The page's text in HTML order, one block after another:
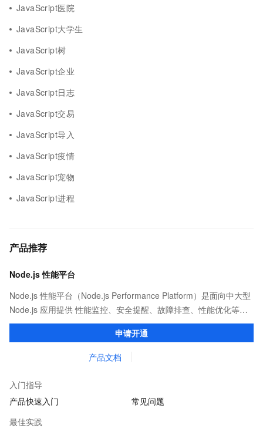
JavaScript医院
JavaScript大学生
JavaScript树
JavaScript企业
JavaScript日志
JavaScript交易
JavaScript导入
JavaScript疫情
JavaScript宠物
JavaScript进程
产品推荐
Node.js 性能平台
Node.js 性能平台（Node.js Performance Platform）是面向中大型
Node.js 应用提供 性能监控、安全提醒、故障排查、性能优化等服
务的整体性解决方案。提供完善的工具链和服务，协助客户主动、
申请开通
产品文档
入门指导
产品快速入门
常见问题
最佳实践